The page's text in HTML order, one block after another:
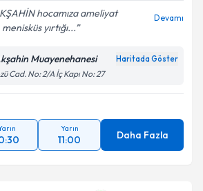
hocamıza ameliyat
yırtığı...
Devamı
Muayenehanesi Haritada Göster
Cad. No: 2/A İç Kapı No: 27
Yarın
11:00 Daha Fazla